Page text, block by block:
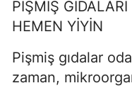
PİŞMİŞ
HEMEN YİYİN
Pişmiş gıdalar
zaman,